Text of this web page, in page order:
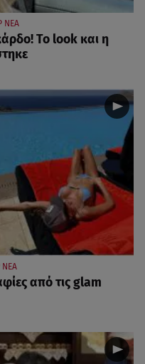
ΝΕΑ
Το look και η
ΝΕΑ
από τις glam